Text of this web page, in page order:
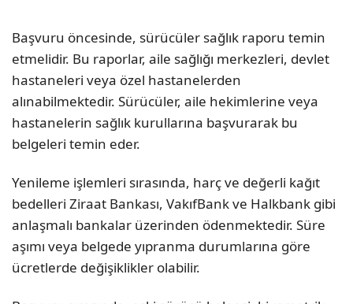
Başvuru öncesinde, sürücüler sağlık raporu temin
etmelidir. Bu raporlar, aile sağlığı merkezleri, devlet
hastaneleri veya özel hastanelerden
alınabilmektedir. Sürücüler, aile hekimlerine veya
hastanelerin sağlık kurullarına başvurarak bu
belgeleri temin eder.
Yenileme işlemleri sırasında, harç ve değerli kağıt
bedelleri Ziraat Bankası, VakıfBank ve Halkbank gibi
anlaşmalı bankalar üzerinden ödenmektedir. Süre
aşımı veya belgede yıpranma durumlarına göre
ücretlerde değişiklikler olabilir.